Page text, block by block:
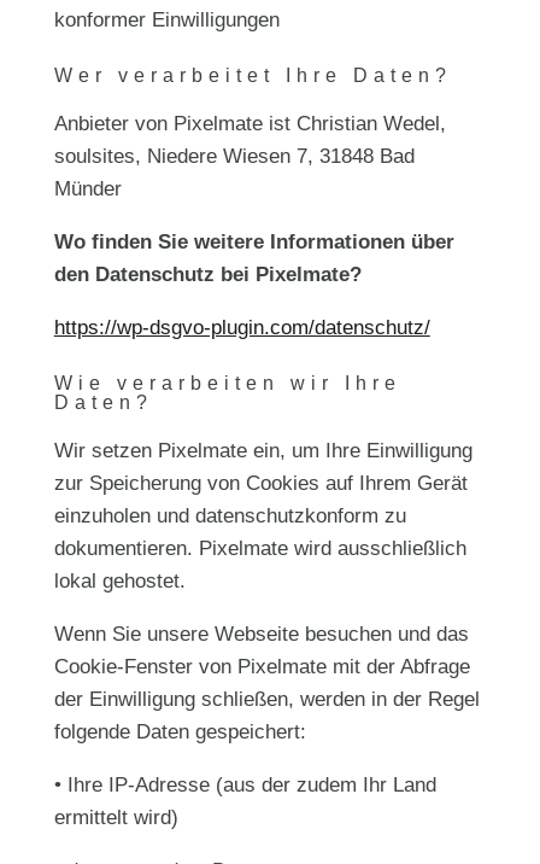
konformer Einwilligungen
Wer verarbeitet Ihre Daten?
Anbieter von Pixelmate ist Christian Wedel,
soulsites, Niedere Wiesen 7, 31848 Bad
Münder
Wo finden Sie weitere Informationen über
den Datenschutz bei Pixelmate?
https://wp-dsgvo-plugin.com/datenschutz/
Wie verarbeiten wir Ihre
Daten?
Wir setzen Pixelmate ein, um Ihre Einwilligung
zur Speicherung von Cookies auf Ihrem Gerät
einzuholen und datenschutzkonform zu
dokumentieren. Pixelmate wird ausschließlich
lokal gehostet.
Wenn Sie unsere Webseite besuchen und das
Cookie-Fenster von Pixelmate mit der Abfrage
der Einwilligung schließen, werden in der Regel
folgende Daten gespeichert:
• Ihre IP-Adresse (aus der zudem Ihr Land
ermittelt wird)